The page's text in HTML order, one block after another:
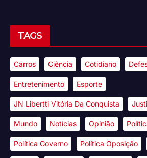
TAGS
Carros Ciência Cotidiano
Entretenimento Esporte
JN Libertti Vitória Da Conquista
Mundo Notícias Opinião
Política Governo Política Oposição